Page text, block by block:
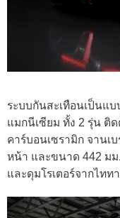
ระบบกันสะเทือนเป็นแ
แมกนีเซียม ทั้ง 2 รุ่น ติ
คาร์บอนเซรามิก จานเ
หน้า และขนาด 442 มม
และดุมโรเตอร์จากไท